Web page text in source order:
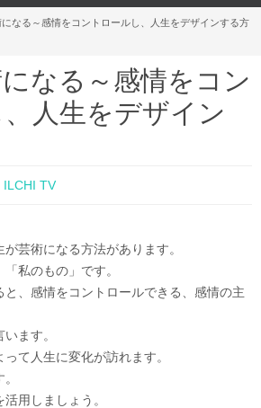
になる～感情をコントロールし、人生をデザインする方
なる～感情をコン
、人生をデザイン
ILCHI TV
芸術になる方法があります。
私のもの」です。
と、感情をコントロールできる、感情の主
ます。
て人生に変化が訪れます。
用しましょう。